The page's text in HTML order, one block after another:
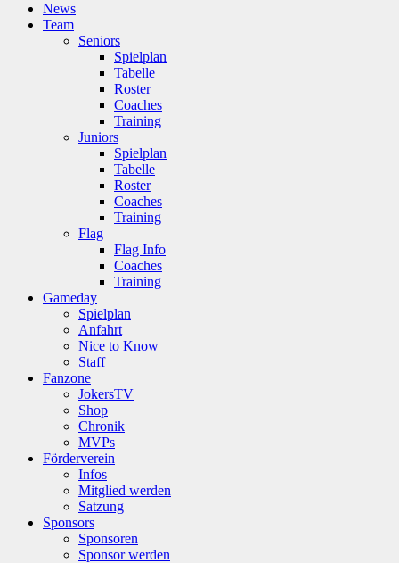
News
Team
Seniors
Spielplan
Tabelle
Roster
Coaches
Training
Juniors
Spielplan
Tabelle
Roster
Coaches
Training
Flag
Flag Info
Coaches
Training
Gameday
Spielplan
Anfahrt
Nice to Know
Staff
Fanzone
JokersTV
Shop
Chronik
MVPs
Förderverein
Infos
Mitglied werden
Satzung
Sponsors
Sponsoren
Sponsor werden